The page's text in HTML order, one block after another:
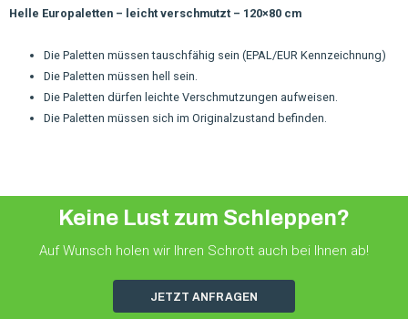
Helle Europaletten – leicht verschmutzt – 120×80 cm
Die Paletten müssen tauschfähig sein (EPAL/EUR Kennzeichnung)
Die Paletten müssen hell sein.
Die Paletten dürfen leichte Verschmutzungen aufweisen.
Die Paletten müssen sich im Originalzustand befinden.
Keine Lust zum Schleppen?
Auf Wunsch holen wir Ihren Schrott auch bei Ihnen ab!
JETZT ANFRAGEN